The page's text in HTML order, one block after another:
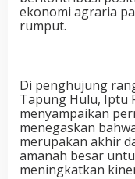
ekonomi agraria
rumput.
Di penghujung
Tapung Hulu, Iptu
menyampaikan
menegaskan
merupakan akhir
amanah besar
meningkatkan